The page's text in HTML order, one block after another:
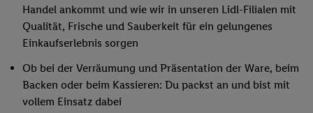
Handel ankommt und wie wir in unseren Lidl-Filialen mit
Qualität, Frische und Sauberkeit für ein gelungenes
Einkaufserlebnis sorgen
Ob bei der Verräumung und Präsentation der Ware, beim
Backen oder beim Kassieren: Du packst an und bist mit
vollem Einsatz dabei